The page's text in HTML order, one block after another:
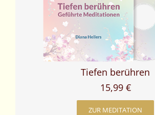
Tiefen berühren
15,99 €
ZUR MEDITATION